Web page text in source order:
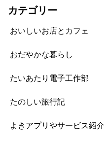
カテゴリー
おいしいお店とカフェ
おだやかな暮らし
たいあたり電子工作部
たのしい旅行記
よきアプリやサービス紹介